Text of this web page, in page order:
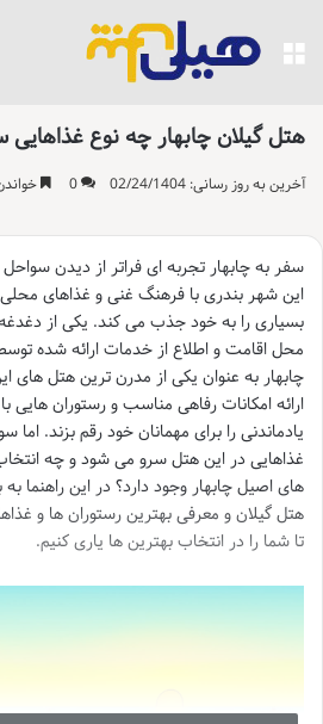
منو
هتل گیلان چابهار چه نوع
آخرین به روز رسانی: 02/24/1404 0 خواندن این
سفر به چابهار تجربه ای فراتر از دیدن
این شهر بندری با فرهنگ غنی و غذاهای
بسیاری را به خود جذب می کند. یکی از
محل اقامت و اطلاع از خدمات ارائه شده
چابهار به عنوان یکی از مدرن ترین هتل های
ارائه امکانات رفاهی مناسب و رستوران هایی
یادماندنی را برای مهمانان خود رقم بزند.
غذاهایی در این هتل سرو می شود و چه
های اصیل چابهار وجود دارد؟ در این راهنما
هتل گیلان و معرفی بهترین رستوران ها و
تا شما را در انتخاب بهترین ها یاری کنیم.